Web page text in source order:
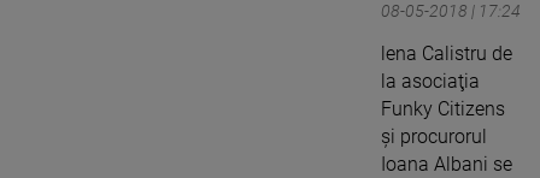
08-05-2018 | 17:24
lena Calistru de
la asociaţia
Funky Citizens
şi procurorul
Ioana Albani se